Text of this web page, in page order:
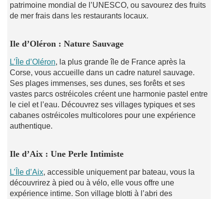
patrimoine mondial de l’UNESCO, ou savourez des fruits
de mer frais dans les restaurants locaux.
Ile d’Oléron : Nature Sauvage
L’Île d’Oléron, la plus grande île de France après la
Corse, vous accueille dans un cadre naturel sauvage.
Ses plages immenses, ses dunes, ses forêts et ses
vastes parcs ostréicoles créent une harmonie pastel entre
le ciel et l’eau. Découvrez ses villages typiques et ses
cabanes ostréicoles multicolores pour une expérience
authentique.
Ile d’Aix : Une Perle Intimiste
L’Île d’Aix, accessible uniquement par bateau, vous la
découvrirez à pied ou à vélo, elle vous offre une
expérience intime. Son village blotti à l’abri des